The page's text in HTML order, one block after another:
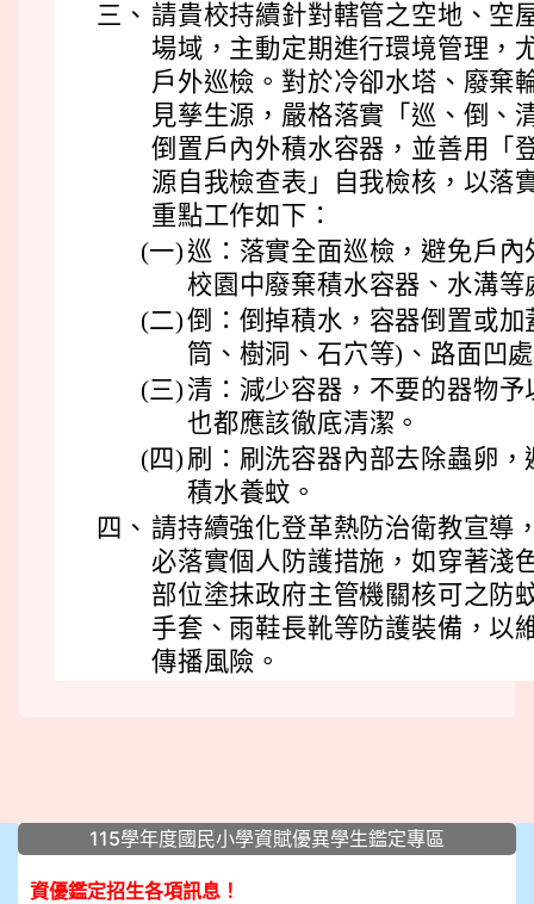
三、 請貴校持續針對轄管之空地、空
場域，主動定期進行環境管理，
戶外巡檢。對於冷卻水塔、廢棄
見孳生源，嚴格落實「巡、倒、
倒置戶內外積水容器，並善用「
源自我檢查表」自我檢核，以落
重點工作如下：
(一) 巡：落實全面巡檢，避免戶
校園中廢棄積水容器、水溝等
(二)倒：倒掉積水，容器倒置或
筒、樹洞、石穴等)、路面凹
(三) 清：減少容器，不要的器物
也都應該徹底清潔。
(四) 刷：刷洗容器內部去除蟲卵
積水養蚊。
四、 請持續強化登革熱防治衛教宣導
必落實個人防護措施，如穿著淺
部位塗抹政府主管機關核可之防
手套、雨鞋長靴等防護裝備，以
傳播風險。
::: 115學年度國民小學資賦優異學生鑑定專區
資優鑑定招生各項訊息！